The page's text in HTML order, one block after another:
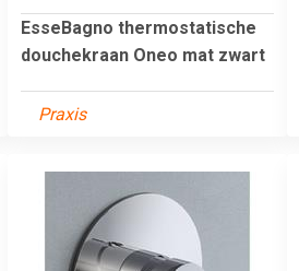
EsseBagno thermostatische
douchekraan Oneo mat zwart
Praxis